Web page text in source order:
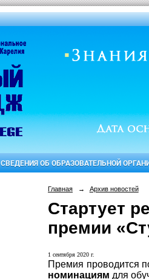
СВЕДЕНИЯ ОБ ОБРАЗОВАТЕЛЬНОЙ
Главная → Архив новостей
Стартует
премии
1 сентября 2020 г.
Премия проводится
номинациям для